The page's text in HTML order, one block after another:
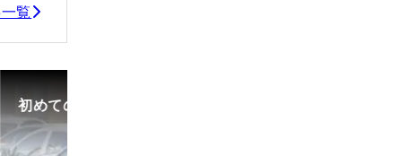
覧
購入時の流れや必要な書類などについて